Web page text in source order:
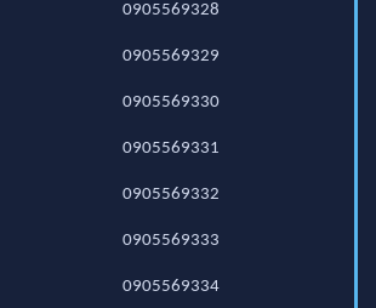
0905569328
0905569329
0905569330
0905569331
0905569332
0905569333
0905569334